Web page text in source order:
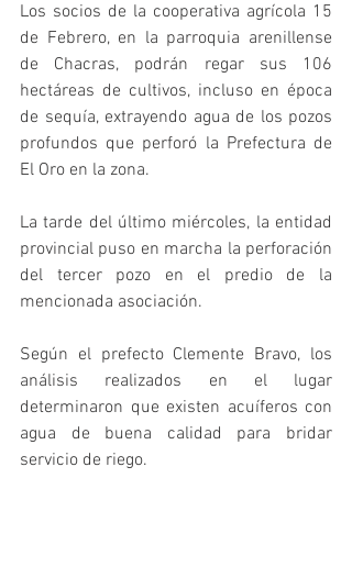
Los socios de la cooperativa agrícola 15
de Febrero, en la parroquia arenillense
de Chacras, podrán regar sus 106
hectáreas de cultivos, incluso en época
de sequía, extrayendo agua de los pozos
profundos que perforó la Prefectura de
El Oro en la zona.
La tarde del último miércoles, la entidad
provincial puso en marcha la perforación
del tercer pozo en el predio de la
mencionada asociación.
Según el prefecto Clemente Bravo, los
análisis realizados en el lugar
determinaron que existen acuíferos con
agua de buena calidad para bridar
servicio de riego.